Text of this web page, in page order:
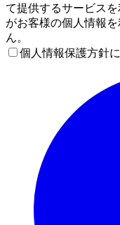
て提供するサービス
がお客様の個人情報
ん。
個人情報保護方針